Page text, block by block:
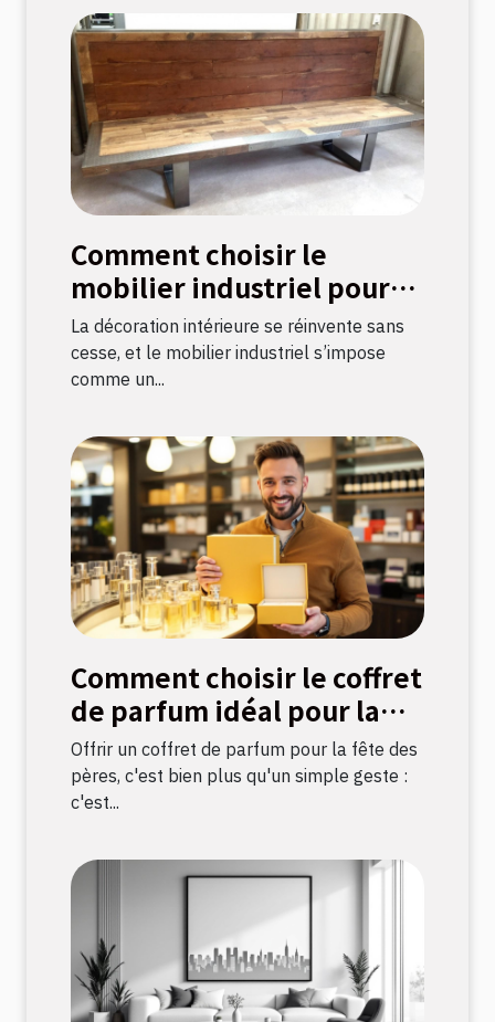
Comment choisir le
mobilier industriel pour
une décoration durable ?
La décoration intérieure se réinvente sans
cesse, et le mobilier industriel s’impose
comme un...
Comment choisir le coffret
de parfum idéal pour la
fête des pères ?
Offrir un coffret de parfum pour la fête des
pères, c'est bien plus qu'un simple geste :
c'est...